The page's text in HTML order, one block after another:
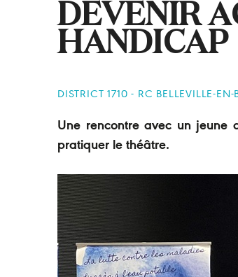
DEVENIR
HANDICAP
DISTRICT 1710 - RC BELLEVILLE-
Une rencontre avec un jeune
pratiquer le théâtre.